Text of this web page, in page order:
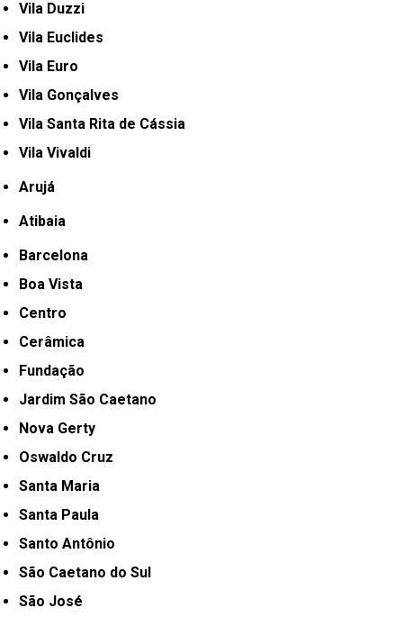
Vila Duzzi
Vila Euclides
Vila Euro
Vila Gonçalves
Vila Santa Rita de Cássia
Vila Vivaldi
Arujá
Atibaia
Barcelona
Boa Vista
Centro
Cerâmica
Fundação
Jardim São Caetano
Nova Gerty
Oswaldo Cruz
Santa Maria
Santa Paula
Santo Antônio
São Caetano do Sul
São José